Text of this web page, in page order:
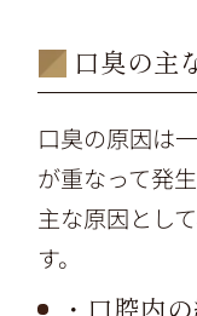
口臭の主
口臭の原因は
が重なって発生
主な原因とし
す。
・口腔内